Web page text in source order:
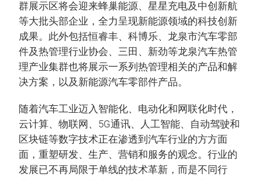
群展示区将会迎来蜂巢能源、星星充电及中创新航
等大批头部企业，全力呈现新能源领域的科技创新
成果。此外包括恒睿丰、科博乐、龙泉市汽车零部
件及热管理行业协会、三田、新劲等龙泉汽车热管
理产业集群也将展示一系列热管理相关的产品和解
决方案，以及新能源汽车零部件产品。
随着汽车工业迈入智能化、电动化和网联化时代，
云计算、物联网、5G通讯、人工智能、自动驾驶和
区块链等数字技术正在渗透到汽车行业的方方面
面，重塑研发、生产、营销和服务的观念。行业的
发展已不再局限于单线的技术革新，而是不同行